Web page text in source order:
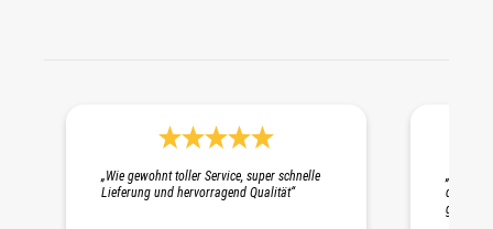
„Wie gewohnt toller Service, super schnelle
Lieferung und hervorragend Qualität“
die
gepackt.